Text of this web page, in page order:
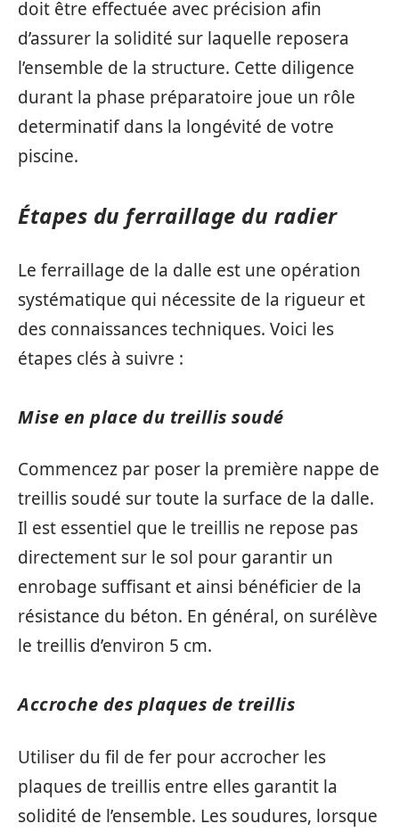
doit être effectuée avec précision afin
d’assurer la solidité sur laquelle reposera
l’ensemble de la structure. Cette diligence
durant la phase préparatoire joue un rôle
determinatif dans la longévité de votre
piscine.
Étapes du ferraillage du radier
Le ferraillage de la dalle est une opération
systématique qui nécessite de la rigueur et
des connaissances techniques. Voici les
étapes clés à suivre :
Mise en place du treillis soudé
Commencez par poser la première nappe de
treillis soudé sur toute la surface de la dalle.
Il est essentiel que le treillis ne repose pas
directement sur le sol pour garantir un
enrobage suffisant et ainsi bénéficier de la
résistance du béton. En général, on surélève
le treillis d’environ 5 cm.
Accroche des plaques de treillis
Utiliser du fil de fer pour accrocher les
plaques de treillis entre elles garantit la
solidité de l’ensemble. Les soudures, lorsque